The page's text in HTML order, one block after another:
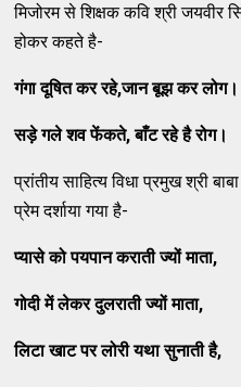
मिजोरम से शिक्षक कवि श्री जयवीर
होकर कहते है-
गंगा दूषित कर रहे,जान बूझ कर लोग।
सड़े गले शव फेंकते,बाँट रहे है रोग।
प्रांतीय साहित्य विधा प्रमुख श्री
प्रेम दर्शाया गया है-
प्यासे को पयपान कराती ज्यों माता,
गोदी में लेकर दुलराती ज्यों माता,
लिटा खाट पर लोरी यथा सुनाती है,